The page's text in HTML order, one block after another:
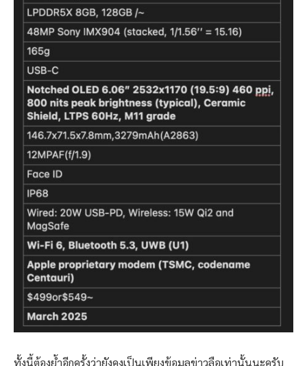
ทั้งนี้ต้องย้ำอีกครั้งว่ายังคงเป็นเพียงข้อมูลข่าวลือเท่านั้นนะครับ